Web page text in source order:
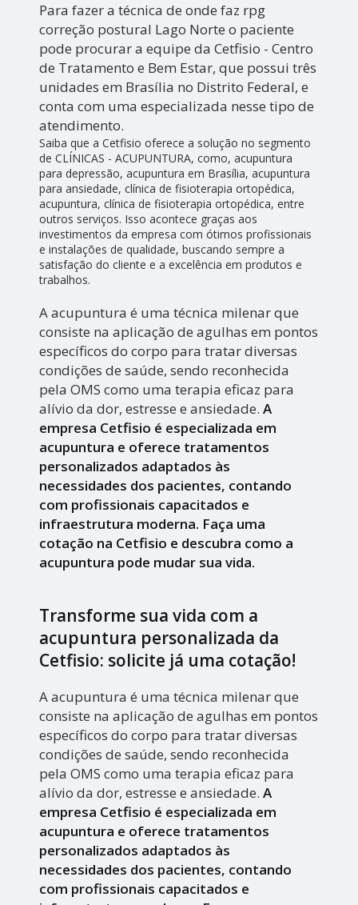
Para fazer a técnica de onde faz rpg
correção postural Lago Norte o paciente
pode procurar a equipe da Cetfisio - Centro
de Tratamento e Bem Estar, que possui três
unidades em Brasília no Distrito Federal, e
conta com uma especializada nesse tipo de
atendimento.
Saiba que a Cetfisio oferece a solução no segmento
de CLÍNICAS - ACUPUNTURA, como, acupuntura
para depressão, acupuntura em Brasília, acupuntura
para ansiedade, clínica de fisioterapia ortopédica,
acupuntura, clínica de fisioterapia ortopédica, entre
outros serviços. Isso acontece graças aos
investimentos da empresa com ótimos profissionais
e instalações de qualidade, buscando sempre a
satisfação do cliente e a excelência em produtos e
trabalhos.
A acupuntura é uma técnica milenar que
consiste na aplicação de agulhas em pontos
específicos do corpo para tratar diversas
condições de saúde, sendo reconhecida
pela OMS como uma terapia eficaz para
alívio da dor, estresse e ansiedade.A
empresa Cetfisio é especializada em
acupuntura e oferece tratamentos
personalizados adaptados às
necessidades dos pacientes, contando
com profissionais capacitados e
infraestrutura moderna. Faça uma
cotação na Cetfisio e descubra como a
acupuntura pode mudar sua vida.
Transforme sua vida com a
acupuntura personalizada da
Cetfisio: solicite já uma cotação!
A acupuntura é uma técnica milenar que
consiste na aplicação de agulhas em pontos
específicos do corpo para tratar diversas
condições de saúde, sendo reconhecida
pela OMS como uma terapia eficaz para
alívio da dor, estresse e ansiedade.A
empresa Cetfisio é especializada em
acupuntura e oferece tratamentos
personalizados adaptados às
necessidades dos pacientes, contando
com profissionais capacitados e